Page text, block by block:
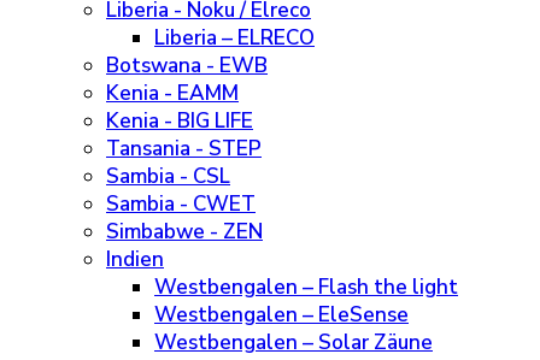
Liberia - Noku / Elreco
Liberia – ELRECO
Botswana - EWB
Kenia - EAMM
Kenia - BIG LIFE
Tansania - STEP
Sambia - CSL
Sambia - CWET
Simbabwe - ZEN
Indien
Westbengalen – Flash the light
Westbengalen – EleSense
Westbengalen – Solar Zäune